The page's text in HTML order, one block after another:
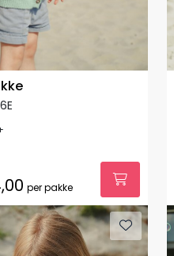
per pakke